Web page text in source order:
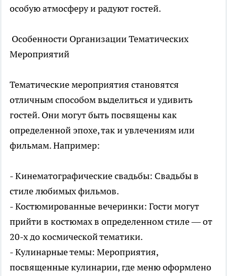
особую атмосферу и радуют гостей.
Особенности Организации Тематических
Мероприятий
Тематические мероприятия становятся
отличным способом выделиться и удивить
гостей. Они могут быть посвящены как
определенной эпохе, так и увлечениям или
фильмам. Например:
- Кинематографические свадьбы: Свадьбы в
стиле любимых фильмов.
- Костюмированные вечеринки: Гости могут
прийти в костюмах в определенном стиле — от
20-х до космической тематики.
- Кулинарные темы: Мероприятия,
посвященные кулинарии, где меню оформлено